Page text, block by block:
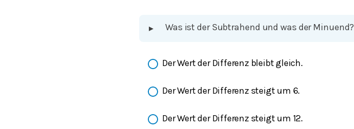
▸ Was ist der Subtrahend und was der Minuend?
Der Wert der Differenz bleibt gleich.
Der Wert der Differenz steigt um 6.
Der Wert der Differenz steigt um 12.